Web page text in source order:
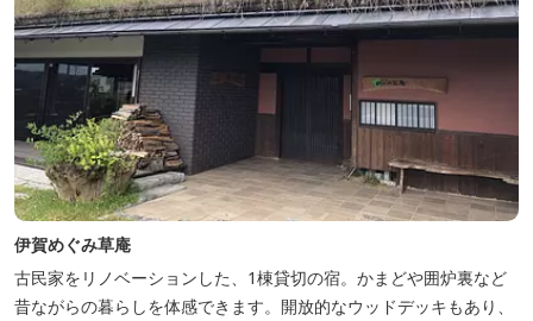
伊賀めぐみ草庵
古民家をリノベーションした、1棟貸切の宿。かまどや囲炉裏など
昔ながらの暮らしを体感できます。開放的なウッドデッキもあり、